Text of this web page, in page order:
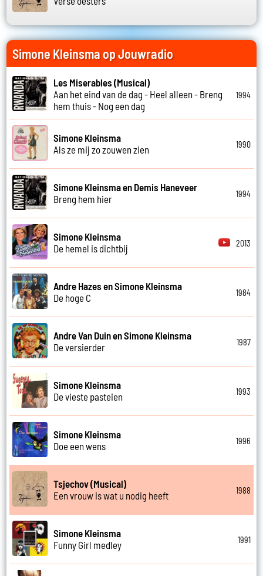
Simone Kleinsma op Jouwradio
Les Miserables (Musical)
Aan het eind van de dag - Heel alleen - Breng
hem thuis - Nog een dag
1994
Simone Kleinsma
Als ze mij zo zouwen zien
1990
Simone Kleinsma en Demis Haneveer
Breng hem hier
1994
Simone Kleinsma
De hemel is dichtbij
2013
Andre Hazes en Simone Kleinsma
De hoge C
1984
Andre Van Duin en Simone Kleinsma
De versierder
1987
Simone Kleinsma
De vieste pasteien
1993
Simone Kleinsma
Doe een wens
1996
Tsjechov (Musical)
Een vrouw is wat u nodig heeft
1988
Simone Kleinsma
Funny Girl medley
1991